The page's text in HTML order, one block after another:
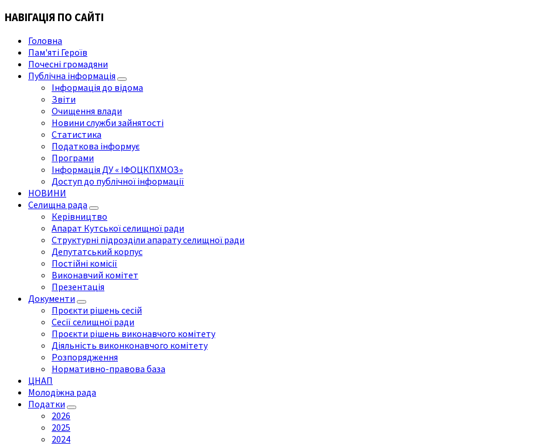
НАВІГАЦІЯ ПО САЙТІ
Головна
Пам'яті Героїв
Почесні громадяни
Публічна інформація
Інформація до відома
Звіти
Очищення влади
Новини служби зайнятості
Статистика
Податкова інформує
Програми
Інформація ДУ « ІФОЦКПХМОЗ»
Доступ до публічної інформації
НОВИНИ
Селищна рада
Керівництво
Апарат Кутської селищної ради
Структурні підрозділи апарату селищної ради
Депутатський корпус
Постійні комісії
Виконавчий комітет
Презентація
Документи
Проєкти рішень сесій
Сесії селищної ради
Проєкти рішень виконавчого комітету
Діяльність виконконавчого комітету
Розпорядження
Нормативно-правова база
ЦНАП
Молодіжна рада
Податки
2026
2025
2024